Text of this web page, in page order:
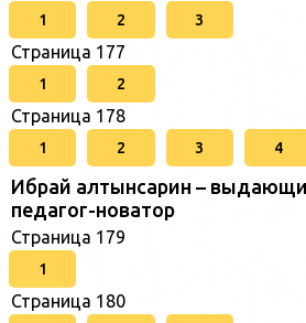
1 2 3
Страница 177
1 2
Страница 178
1 2 3 4
Ибрай алтынсарин –
педагог-новатор
Страница 179
1
Страница 180